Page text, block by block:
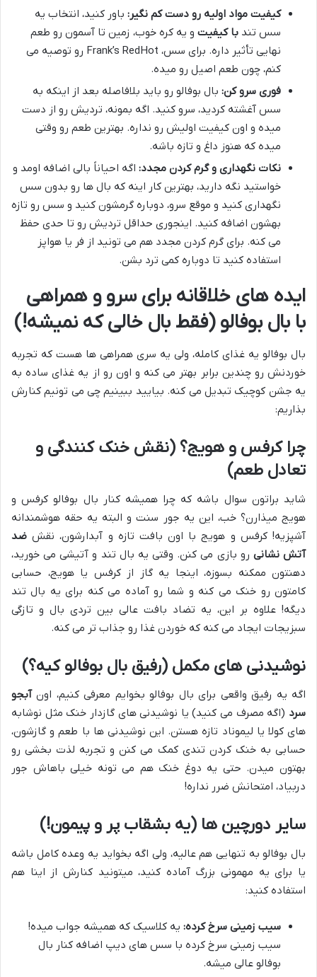
کیفیت مواد اولیه رو دست کم نگیر: باور کنید، انتخاب یه
سس تند با کیفیت و یه کره خوب، زمین تا آسمون رو طعم
نهایی تأثیر داره. برای سس، Frank’s RedHot رو توصیه می
کنم، چون طعم اصیل رو میده.
فوری سرو کن: بال بوفالو رو باید بلافاصله بعد از اینکه به
سس آغشته کردید، سرو کنید. اگه بمونه، تردیش رو از دست
میده و اون کیفیت اولیش رو نداره. بهترین طعم رو وقتی
میده که هنوز داغ و تازه باشه.
نکات نگهداری و گرم کردن مجدد: اگه احیاناً بالی اضافه اومد و
خواستید نگه دارید، بهترین کار اینه که بال ها رو بدون سس
نگهداری کنید و موقع سرو، دوباره گرمشون کنید و سس رو تازه
بهشون اضافه کنید. اینجوری حداقل تردیش رو تا حدی حفظ
می کنه. برای گرم کردن مجدد هم می تونید از فر یا هواپز
استفاده کنید تا دوباره کمی ترد بشن.
ایده های خلاقانه برای سرو و همراهی
با بال بوفالو (فقط بال خالی که نمیشه!)
بال بوفالو یه غذای کامله، ولی یه سری همراهی ها هست که تجربه
خوردنش رو چندین برابر بهتر می کنه و اون رو از یه غذای ساده به
یه جشن کوچیک تبدیل می کنه. بیایید ببینیم چی می تونیم کنارش
بذاریم:
چرا کرفس و هویج؟ (نقش خنک کنندگی و
تعادل طعم)
شاید براتون سوال باشه که چرا همیشه کنار بال بوفالو کرفس و
هویج میذارن؟ خب، این یه جور سنت و البته یه حقه هوشمندانه
آشپزیه! کرفس و هویج با اون بافت تازه و آبدارشون، نقش ضد
آتش نشانی رو بازی می کنن. وقتی یه بال تند و آتیشی می خورید،
دهنتون ممکنه بسوزه، اینجا یه گاز از کرفس یا هویج، حسابی
کامتون رو خنک می کنه و شما رو آماده می کنه برای یه بال تند
دیگه! علاوه بر این، یه تضاد بافت عالی بین تردی بال و تازگی
سبزیجات ایجاد می کنه که خوردن غذا رو جذاب تر می کنه.
نوشیدنی های مکمل (رفیق بال بوفالو کیه؟)
اگه یه رفیق واقعی برای بال بوفالو بخوایم معرفی کنیم، اونآبجو
سرد (اگه مصرف می کنید) یا نوشیدنی های گازدار خنک مثل نوشابه
های کولا یا لیموناد تازه هستن. این نوشیدنی ها با طعم و گازشون،
حسابی به خنک کردن تندی کمک می کنن و تجربه لذت بخشی رو
بهتون میدن. حتی یه دوغ خنک هم می تونه خیلی باهاش جور
دربیاد، امتحانش ضرر نداره!
سایر دورچین ها (یه بشقاب پر و پیمون!)
بال بوفالو به تنهایی هم عالیه، ولی اگه بخواید یه وعده کامل باشه
یا برای یه مهمونی بزرگ آماده کنید، میتونید کنارش از اینا هم
استفاده کنید:
سیب زمینی سرخ کرده: یه کلاسیک که همیشه جواب میده!
سیب زمینی سرخ کرده با سس های دیپ اضافه کنار بال
بوفالو عالی میشه.